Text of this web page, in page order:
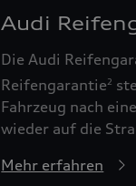
Audi
Die Audi
Reifengarantie2
Fahrzeug nach
wieder auf die
Mehr erfahren